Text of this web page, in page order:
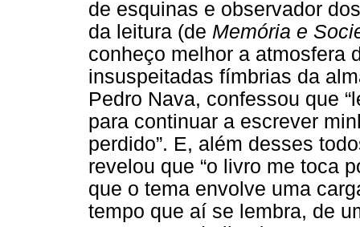
de esquinas e observador
da leitura (de Memória e
conheço melhor a atmosfera
insuspeitadas fímbrias da
Pedro Nava, confessou que
para continuar a escrever
perdido”. E, além desses
revelou que “o livro me toca
que o tema envolve uma
tempo que aí se lembra, de